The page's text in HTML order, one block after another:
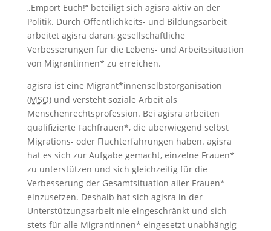
„Empört Euch!“ beteiligt sich agisra aktiv an der
Politik. Durch Öffentlichkeits- und Bildungsarbeit
arbeitet agisra daran, gesellschaft­liche
Verbesserungen für die Lebens- und Arbeitssituation
von Migrantinnen* zu erreichen.
agisra ist eine Migrant*innenselbstorganisation
(MSO) und versteht soziale Arbeit als
Menschenrechtsprofession. Bei agisra arbeiten
qualifizierte Fachfrauen*, die überwiegend selbst
Migrations- oder Fluchterfahrungen haben. agisra
hat es sich zur Aufgabe gemacht, einzelne Frauen*
zu unterstützen und sich gleichzeitig für die
Verbesserung der Gesamtsituation aller Frauen*
einzusetzen. Deshalb hat sich agisra in der
Unterstützungsarbeit nie eingeschränkt und sich
stets für alle Migrantinnen* eingesetzt unabhängig